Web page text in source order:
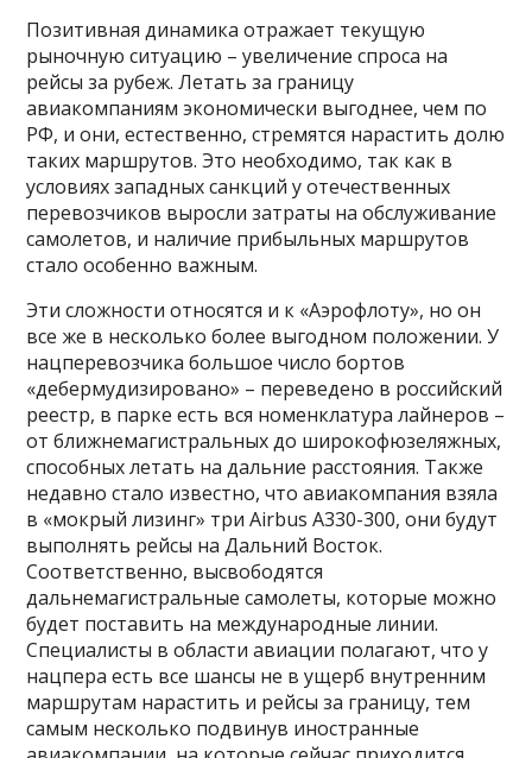
Позитивная динамика отражает текущую
рыночную ситуацию – увеличение спроса на
рейсы за рубеж. Летать за границу
авиакомпаниям экономически выгоднее, чем по
РФ, и они, естественно, стремятся нарастить долю
таких маршрутов. Это необходимо, так как в
условиях западных санкций у отечественных
перевозчиков выросли затраты на обслуживание
самолетов, и наличие прибыльных маршрутов
стало особенно важным.
Эти сложности относятся и к «Аэрофлоту», но он
все же в несколько более выгодном положении. У
нацперевозчика большое число бортов
«дебермудизировано» – переведено в российский
реестр, в парке есть вся номенклатура лайнеров –
от ближнемагистральных до широкофюзеляжных,
способных летать на дальние расстояния. Также
недавно стало известно, что авиакомпания взяла
в «мокрый лизинг» три Airbus А330-300, они будут
выполнять рейсы на Дальний Восток.
Соответственно, высвободятся
дальнемагистральные самолеты, которые можно
будет поставить на международные линии.
Специалисты в области авиации полагают, что у
нацпера есть все шансы не в ущерб внутренним
маршрутам нарастить и рейсы за границу, тем
самым несколько подвинув иностранные